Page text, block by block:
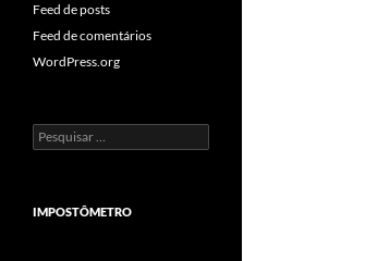
Feed de posts
Feed de comentários
WordPress.org
Pesquisar
por:
IMPOSTÔMETRO